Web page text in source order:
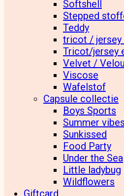
Softshell
Stepped
Teddy
tricot / jersey
Tricot/jersey
Velvet /
Viscose
Wafelstof
Capsule collectie
Boys Sports
Summer vibes
Sunkissed
Food Party
Under the Sea
Little ladybug
Wildflowers
Giftcard